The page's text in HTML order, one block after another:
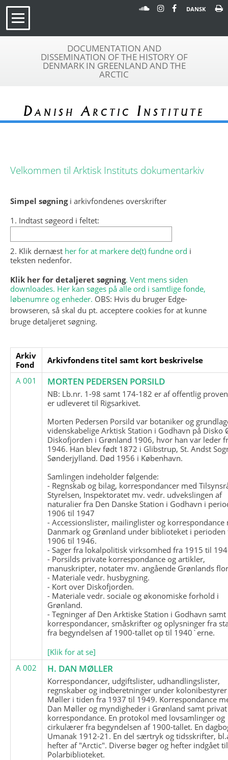
DANSK
DOCUMENTATION AND
DISSEMINATION OF THE HISTORY OF
DENMARK IN GREENLAND AND THE
ARCTIC
Danish Arctic Institute
Velkommen til Arktisk Instituts dokumentarkiv
Simpel søgningi arkivfondenes overskrifter
1. Indtast søgeord i feltet:
2. Klik dernæst her for at markere de(t) fundne ord i
teksten nedenfor.
Klik her for detaljeret søgning. Vent mens siden
downloades. Her kan søges på alle ord i samtlige fonde,
løbenumre og enheder. OBS: Hvis du bruger Edge-
browseren, så skal du pt. acceptere cookies for at kunne
bruge detaljeret søgning.
Arkiv
Fond
Arkivfondens titel samt kort beskrivelse
A 001
MORTEN PEDERSEN PORSILD
NB: Lb.nr. 1-98 samt 174-182 er af offentlig
er udleveret til Rigsarkivet.
Morten Pedersen Porsild var botaniker og
videnskabelige Arktisk Station i Godhavn på Disko
Diskofjorden i Grønland 1906, hvor han var leder
1946. Han blev født 1872 i Glibstrup, St. Andst
Sønderjylland. Død 1956 i København.
Samlingen indeholder følgende:
- Regnskab og bilag, korrespondancer med
Styrelsen, Inspektoratet mv. vedr. udvekslingen af
naturalier fra Den Danske Station i Godhavn i
1906 til 1947
- Accessionslister, mailinglister og korrespondance
Danmark og Grønland under biblioteket i perioden
1906 til 1946.
- Sager fra lokalpolitisk virksomhed fra 1915 til
- Porsilds private korrespondance og artikler,
manuskripter, notater mv. angående Grønlands
- Materiale vedr. husbygning.
- Kort over Diskofjorden.
- Materiale vedr. sociale og økonomiske forhold i
Grønland.
- Tegninger af Den Arktiske Station i Godhavn
korrespondancer, småskrifter og oplysninger fra
fra begyndelsen af 1900-tallet op til 1940`erne.
[Klik for at se]
A 002
H. DAN MØLLER
Korrespondancer, udgiftslister, udhandlingslister,
regnskaber og indberetninger under
Møller i tiden fra 1937 til 1949. Korrespondance
Dan Møller og myndigheder i Grønland samt privat
korrespondance. En protokol med lovsamlinger og
cirkulærer fra begyndelsen af 1900-tallet. En
Umanak 1912-21. En del særtryk og tidsskrifter,
hefter af "Arctic". Diverse bøger og hefter indgået til
Polarbiblioteket.